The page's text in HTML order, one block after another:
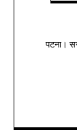
पटना। सरकारी नौकरी की तैयारी कर रहे युवाओं के लिए एक अच्छी खबर